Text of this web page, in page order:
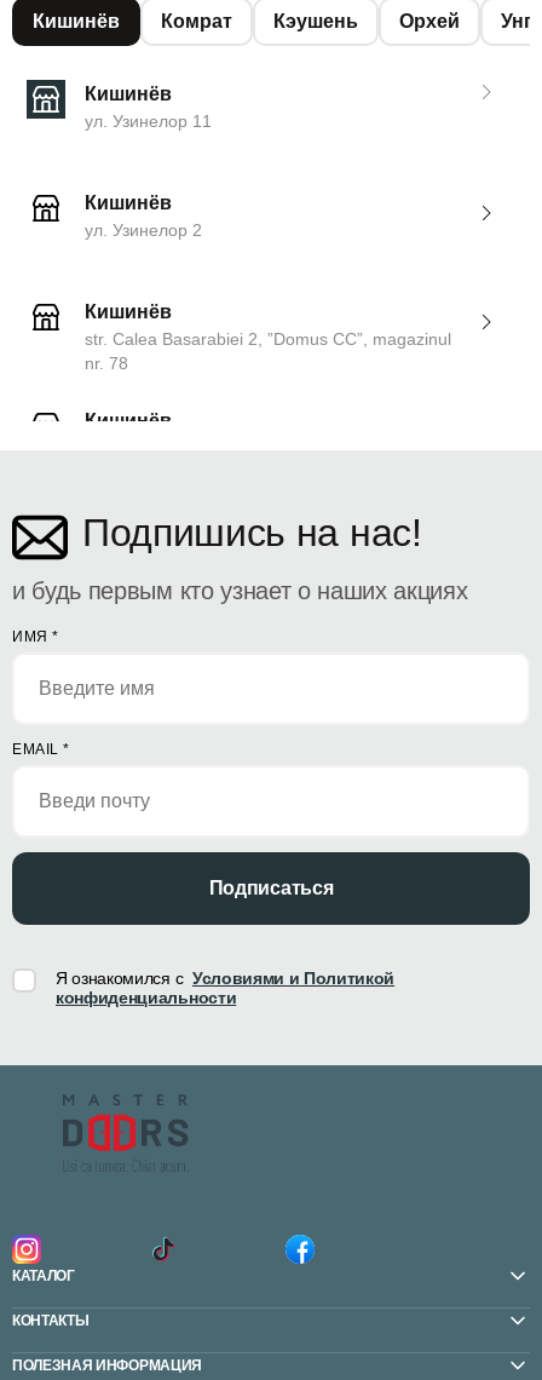
Кишинёв Комрат Кэушень Орхей
Кишинёв
ул. Узинелор 11
Кишинёв
ул. Узинелор 2
Кишинёв
str. Calea Basarabiei 2, ”Domus CC”, magazinul
nr. 78
Кишинёв
Подпишись на нас!
и будь первым кто узнает о наших акциях
ИМЯ *
EMAIL *
Подписаться
Я ознакомился с Условиями и Политикой
конфиденциальности
КАТАЛОГ
КОНТАКТЫ
ПОЛЕЗНАЯ ИНФОРМАЦИЯ